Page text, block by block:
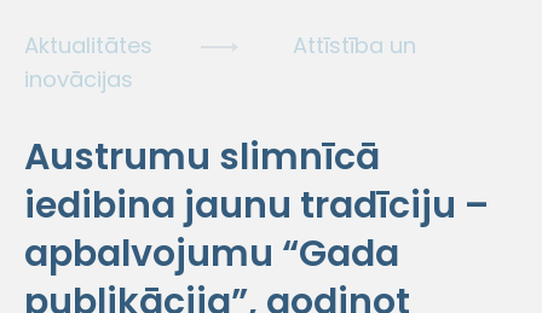
Aktualitātes
Attīstība un
inovācijas
Austrumu slimnīcā
iedibina jaunu tradīciju –
apbalvojumu “Gada
publikācija”, godinot